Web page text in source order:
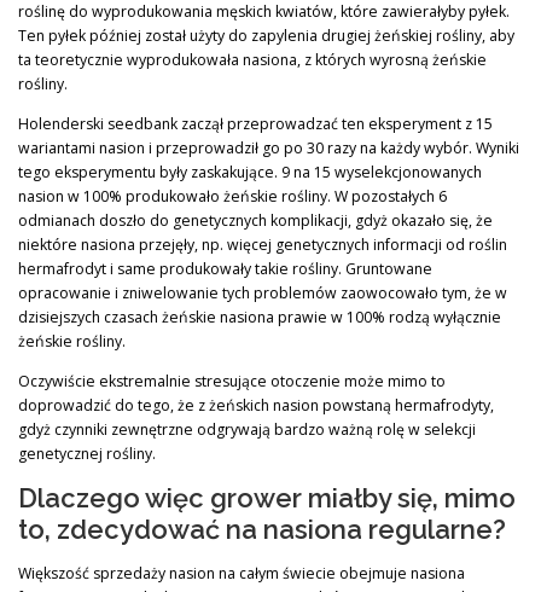
roślinę do wyprodukowania męskich kwiatów, które zawierałyby pyłek.
Ten pyłek później został użyty do zapylenia drugiej żeńskiej rośliny, aby
ta teoretycznie wyprodukowała nasiona, z których wyrosną żeńskie
rośliny.
Holenderski seedbank zaczął przeprowadzać ten eksperyment z 15
wariantami nasion i przeprowadził go po 30 razy na każdy wybór. Wyniki
tego eksperymentu były zaskakujące. 9 na 15 wyselekcjonowanych
nasion w 100% produkowało żeńskie rośliny. W pozostałych 6
odmianach doszło do genetycznych komplikacji, gdyż okazało się, że
niektóre nasiona przejęły, np. więcej genetycznych informacji od roślin
hermafrodyt i same produkowały takie rośliny. Gruntowane
opracowanie i zniwelowanie tych problemów zaowocowało tym, że w
dzisiejszych czasach żeńskie nasiona prawie w 100% rodzą wyłącznie
żeńskie rośliny.
Oczywiście ekstremalnie stresujące otoczenie może mimo to
doprowadzić do tego, że z żeńskich nasion powstaną hermafrodyty,
gdyż czynniki zewnętrzne odgrywają bardzo ważną rolę w selekcji
genetycznej rośliny.
Dlaczego więc grower miałby się, mimo
to, zdecydować na nasiona regularne?
Większość sprzedaży nasion na całym świecie obejmuje nasiona